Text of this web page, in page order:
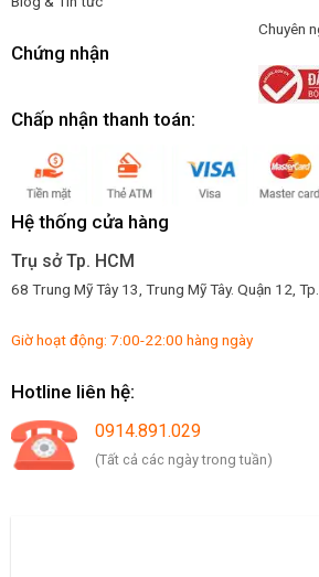
Chứng nhận
Chuyên
Chấp nhận thanh toán:
Hệ thống cửa hàng
Trụ sở Tp. HCM
68 Trung Mỹ Tây 13, Trung Mỹ Tây. Quận 12,
Giờ hoạt động: 7:00-22:00 hàng ngày
Hotline liên hệ:
0914.891.029
(Tất cả các ngày trong tuần)